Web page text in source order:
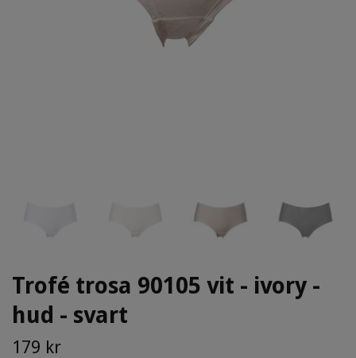
Trofé trosa 90105 vit - ivory -
hud - svart
179 kr